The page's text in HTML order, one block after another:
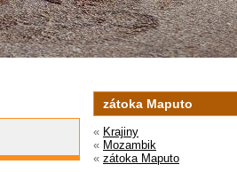
zátoka Maputo
« Krajiny
« Mozambik
« zátoka Maputo